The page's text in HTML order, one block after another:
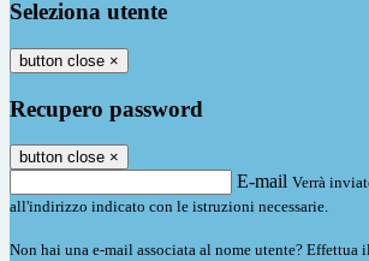
Seleziona utente
button close ×
Recupero password
button close ×
E-mail Verrà
all'indirizzo indicato con le istruzioni necessarie.
Non hai una e-mail associata al nome utente? Effettua